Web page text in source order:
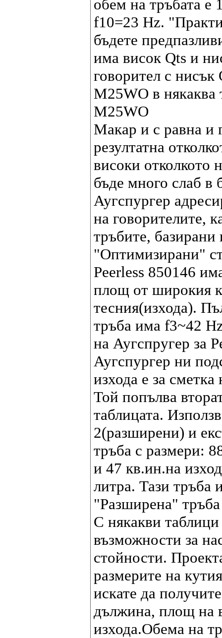
обем на тръбата е
f10=23 Hz.
бъдете
има висок Qts и
говорител с
M25WO в
M25WO
Макар и с равна и
резултатна
високи отколкото
бъде много слаб в
Аугспургер
на говорителите,
тръбите,
"Оптимизирани"
Peerless 850146
площ от широкия
тесния(изхода).
тръба има f3~42
на Аугспругер за
Аугспургер ни
изхода е за
Той попълва
таблицата.
2(разширени) и
тръба с размери:
и 47 кв.ин.на
литра. Тази
"Разширена"
С някакви
възможности за
стойности.
размерите на
искате да
дължина, площ на
изхода.Обема на